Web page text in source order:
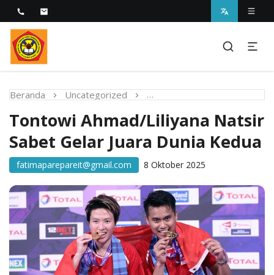
STIKES Fatima Parepare
Melayani dengan Kebijaksanaan Kasih
Beranda Uncategorized Tontowi Ahmad/Liliyana
Tontowi Ahmad/Liliyana Natsir
Sabet Gelar Juara Dunia Kedua
fatimaparepareit@gmail.com 8 Oktober 2025